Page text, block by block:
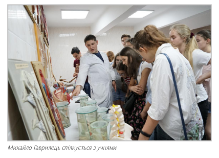
Михайло Гаврилець спілкується з учнями